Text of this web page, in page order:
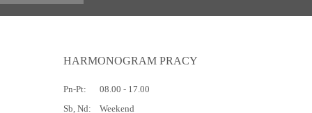
HARMONOGRAM PRACY
Pn-Pt:
08.00 - 17.00
Sb, Nd:
Weekend